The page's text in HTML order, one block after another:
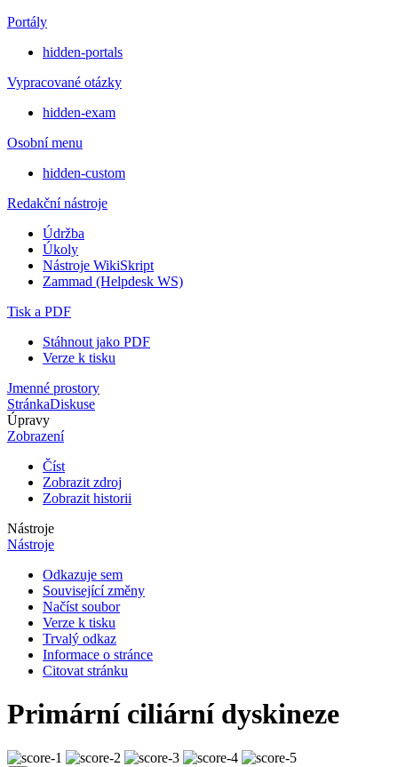
Portály
hidden-portals
Vypracované otázky
hidden-exam
Osobní menu
hidden-custom
Redakční nástroje
Údržba
Úkoly
Nástroje WikiSkript
Zammad (Helpdesk WS)
Tisk a PDF
Stáhnout jako PDF
Verze k tisku
Jmenné prostory
StránkaDiskuse
Úpravy
Zobrazení
Číst
Zobrazit zdroj
Zobrazit historii
Nástroje
Nástroje
Odkazuje sem
Související změny
Načíst soubor
Verze k tisku
Trvalý odkaz
Informace o stránce
Citovat stránku
Primární ciliární dyskineze